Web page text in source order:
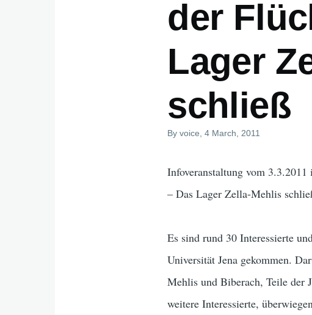
der
Lager
schließ
Byvoice , 4 March, 2011
Infoveranstaltung vom
– Das Lager Zella-Mehlis
Es sind rund 30 Interessierte
Universität Jena gekommen.
Mehlis und Biberach, Teile der
weitere Interessierte,